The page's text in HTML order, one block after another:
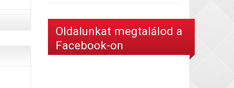
Oldalunkat megtalálod a
Facebook-on